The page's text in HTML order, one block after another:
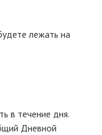
лежать на
в течение дня.
Дневной